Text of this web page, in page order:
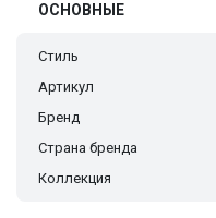
ОСНОВНЫЕ
Стиль
Артикул
Бренд
Страна бренда
Коллекция